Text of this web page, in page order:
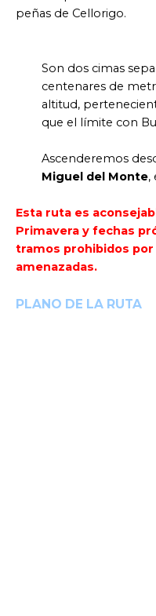
peñas de Cellorigo.
Son dos cimas
centenares de
altitud,
que el límite con
Ascenderemos
Miguel del Monte,
Esta ruta es
Primavera y fechas
tramos prohibidos
amenazadas.
PLANO DE LA RUTA